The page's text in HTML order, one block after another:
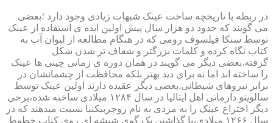
در ربطه با تاریخچه ساخت عینک شبهات زیادی وجود دارد ؛بعضی
می گویند که حدود دو هزار سال پیش اولین ایده ی استفاده از عینک
توسط سنکا فیلسوف رومی که در هنگام مطالعه از لیوان آب به
کتاب نگاه کرده و کلمات بزرگتر و شفاف تر شدن شکل
گرفته.بعضی دیگر می گویند در همان دوره ی زمانی چینی ها عینک
را ساخته اند اما نه برای دید بهتر بلکه محافظت از چشمانشان در
برابر نیروهای شیطانی.بعضی دیگر عقیده دارند اولین عینک توسط
سالوینو دارماتی اهل ایتالیا در سال ۱۲۸۴ میلادی ساخته شده،برخی
دیگر اختراع عینک را به مردی به نام روچربیکنبا نسبت میدهند که در
سال ۱۲۶۶ میلادی،با گذاشتن یک گوی شیشه ای روی کتاب خطوط